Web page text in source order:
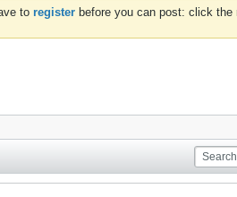
to register before you can post: click